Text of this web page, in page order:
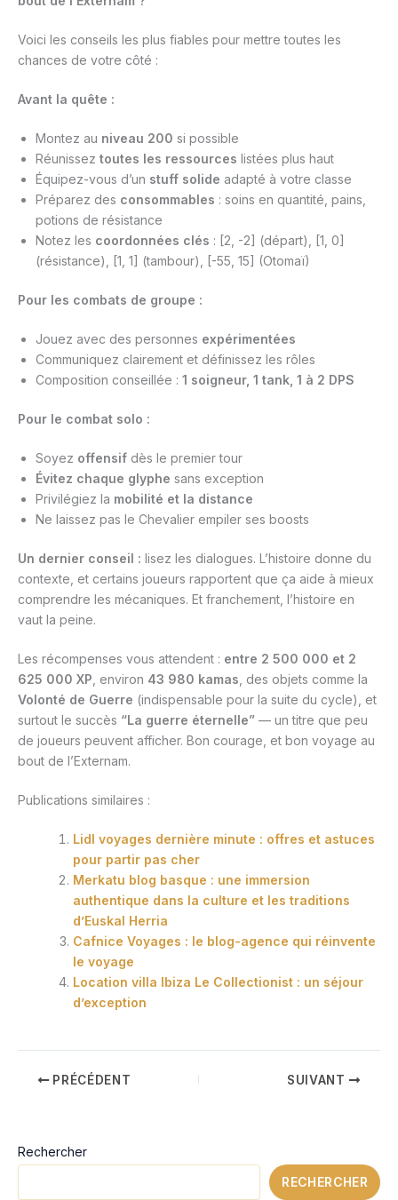
Voici les conseils les plus fiables pour mettre toutes les
chances de votre côté :
Avant la quête :
Montez au niveau 200 si possible
Réunissez toutes les ressources listées plus haut
Équipez-vous d’un stuff solide adapté à votre classe
Préparez des consommables : soins en quantité, pains,
potions de résistance
Notez les coordonnées clés : [2, -2] (départ), [1, 0]
(résistance), [1, 1] (tambour), [-55, 15] (Otomaï)
Pour les combats de groupe :
Jouez avec des personnes expérimentées
Communiquez clairement et définissez les rôles
Composition conseillée : 1 soigneur, 1 tank, 1 à 2 DPS
Pour le combat solo :
Soyez offensif dès le premier tour
Évitez chaque glyphe sans exception
Privilégiez la mobilité et la distance
Ne laissez pas le Chevalier empiler ses boosts
Un dernier conseil : lisez les dialogues. L’histoire donne du
contexte, et certains joueurs rapportent que ça aide à mieux
comprendre les mécaniques. Et franchement, l’histoire en
vaut la peine.
Les récompenses vous attendent : entre 2 500 000 et 2
625 000 XP , environ 43 980 kamas , des objets comme la
Volonté de Guerre (indispensable pour la suite du cycle), et
surtout le succès “La guerre éternelle” — un titre que peu
de joueurs peuvent afficher. Bon courage, et bon voyage au
bout de l’Externam.
Publications similaires :
Lidl voyages dernière minute : offres et astuces
pour partir pas cher
Merkatu blog basque : une immersion
authentique dans la culture et les traditions
d’Euskal Herria
Cafnice Voyages : le blog-agence qui réinvente
le voyage
Location villa Ibiza Le Collectionist : un séjour
d’exception
PRÉCÉDENT SUIVANT
Rechercher
RECHERCHER